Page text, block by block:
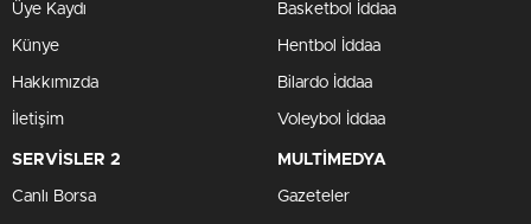
Üye Kaydı
Künye
Hakkımızda
İletişim
Basketbol İddaa
Hentbol İddaa
Bilardo İddaa
Voleybol İddaa
SERVİSLER 2
Canlı Borsa
MULTİMEDYA
Gazeteler